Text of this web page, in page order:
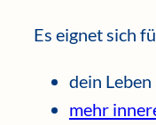
Es eignet sich
dein
mehr